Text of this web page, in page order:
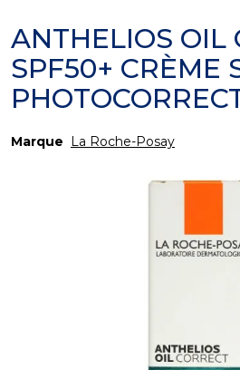
ANTHELIOS OIL
SPF50+ CRÈME
Marque La Roche-Posay